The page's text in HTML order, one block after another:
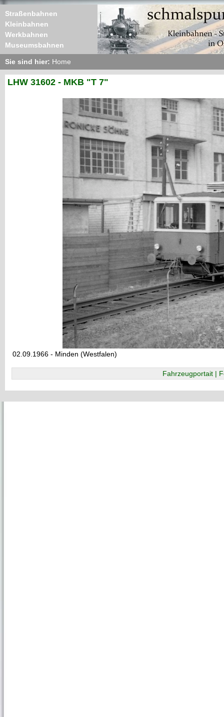
Straßenbahnen
Kleinbahnen
Werkbahnen
Museumsbahnen
Sie sind hier: Home
LHW 31602 - MKB "T 7"
02.09.1966 - Minden (Westfalen)
Fahrzeugportait |